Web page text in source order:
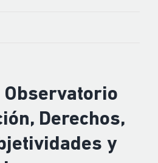
Observatorio
Derechos,
y